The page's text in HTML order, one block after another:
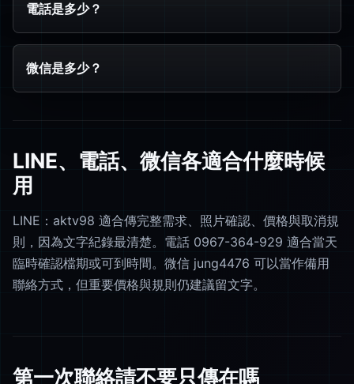
電話是多少？
微信是多少？
LINE、電話、微信各適合什麼時候
用
LINE：aktv98 適合傳完整需求、照片確認、價格與取消規
則，因為文字紀錄最清楚。電話 0967-364-929 適合當天
臨時確認檔期或可到時間。微信 jung4476 可以當作備用
聯絡方式，但重要價格與規則仍建議留文字。
第一次聯絡請不要只傳在嗎